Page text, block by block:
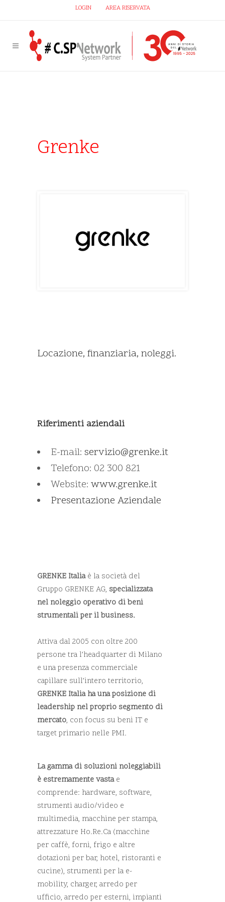
LOGIN AREA RISERVATA
Grenke
Locazione, finanziaria, noleggi.
Riferimenti aziendali
E-mail: servizio@grenke.it
Telefono: 02 300 821
Website: www.grenke.it
Presentazione Aziendale
GRENKE Italiaè la società del
Gruppo GRENKE AG, specializzata
nel noleggio operativo di beni
strumentali per il business.
Attiva dal 2005 con oltre 200
persone tra l’headquarter di Milano
e una presenza commerciale
capillare sull’intero territorio,
GRENKE Italia ha una posizione di
leadership nel proprio segmento di
mercato, con focus su beni IT e
target primario nelle PMI.
La gamma di soluzioni noleggiabili
è estremamente vastae
comprende: hardware, software,
strumenti audio/video e
multimedia, macchine per stampa,
attrezzature Ho.Re.Ca (macchine
per caffè, forni, frigo e altre
dotazioni per bar, hotel, ristoranti e
cucine), strumenti per la e-
mobility, charger, arredo per
ufficio, arredo per esterni, impianti